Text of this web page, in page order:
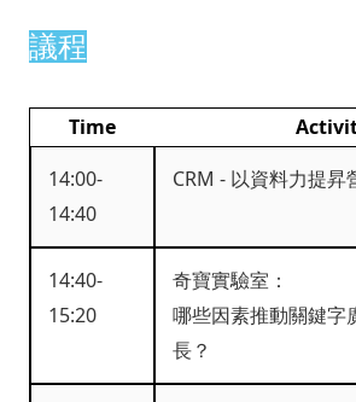
議程
Time
14:00-
14:40
CRM - 以資料力提昇
14:40-
15:20
奇寶實驗室：
哪些因素推動關鍵字
長？